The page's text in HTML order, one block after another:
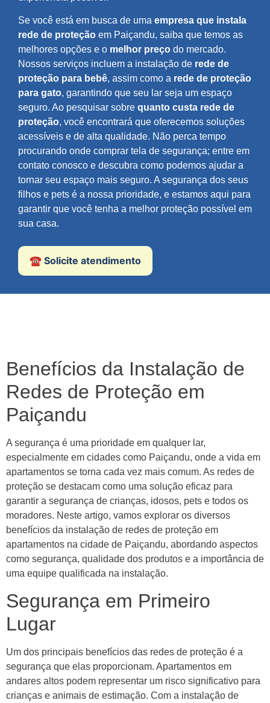
Se você está em busca de uma empresa que instala
rede de proteção em Paiçandu, saiba que temos as
melhores opções e o melhor preço do mercado.
Nossos serviços incluem a instalação de rede de
proteção para bebê, assim como a rede de proteção
para gato, garantindo que seu lar seja um espaço
seguro. Ao pesquisar sobre quanto custa rede de
proteção, você encontrará que oferecemos soluções
acessíveis e de alta qualidade. Não perca tempo
procurando onde comprar tela de segurança; entre em
contato conosco e descubra como podemos ajudar a
tornar seu espaço mais seguro. A segurança dos seus
filhos e pets é a nossa prioridade, e estamos aqui para
garantir que você tenha a melhor proteção possível em
sua casa.
☎️ Solicite atendimento
Benefícios da Instalação de
Redes de Proteção em
Paiçandu
A segurança é uma prioridade em qualquer lar,
especialmente em cidades como Paiçandu, onde a vida em
apartamentos se torna cada vez mais comum. As redes de
proteção se destacam como uma solução eficaz para
garantir a segurança de crianças, idosos, pets e todos os
moradores. Neste artigo, vamos explorar os diversos
benefícios da instalação de redes de proteção em
apartamentos na cidade de Paiçandu, abordando aspectos
como segurança, qualidade dos produtos e a importância de
uma equipe qualificada na instalação.
Segurança em Primeiro
Lugar
Um dos principais benefícios das redes de proteção é a
segurança que elas proporcionam. Apartamentos em
andares altos podem representar um risco significativo para
crianças e animais de estimação. Com a instalação de